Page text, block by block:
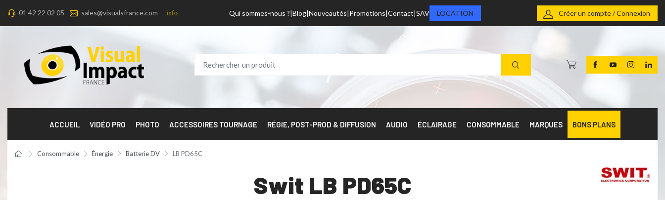
01 42 22 02 05 sales@visualsfrance.com info Qui sommes-nous ? Blog Nouveautés Promotions Contact SAV LOCATION Créer un compte / Connexion
ACCUEIL VIDÉO PRO PHOTO ACCESSOIRES TOURNAGE RÉGIE, POST-PROD & DIFFUSION AUDIO ÉCLAIRAGE CONSOMMABLE MARQUES BONS PLANS
Consommable Énergie Batterie DV LB PD65C
Swit LB PD65C